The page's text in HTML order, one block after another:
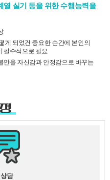
열 실기 등을 위한 수행능력을
게 되었건 중요한 순간에 본인의
필수적으로 필요
안을 자신감과 안정감으로 바꾸는
담